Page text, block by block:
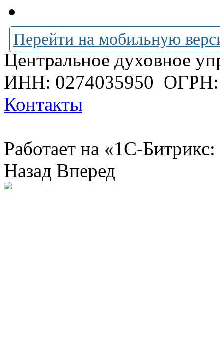
Перейти на мобильную
Центральное духовное
ИНН: 0274035950 ОГРН:
Контакты
Работает на «1С-
Назад Вперед